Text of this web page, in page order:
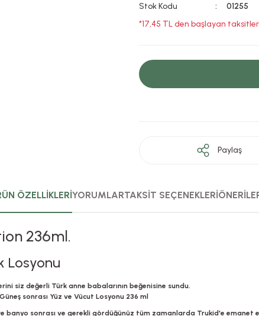
Stok Kodu
01255
*17,45 TL den başlayan
Paylaş
ÖZELLİKLERİYORUMLARTAKSİT SEÇENEKLERİ
236ml.
Losyonu
siz değerli Türk anne babalarının beğenisine sundu.
sonrası Yüz ve Vücut Losyonu 236 ml
banyo sonrası ve gerekli gördüğünüz tüm zamanlarda Trukid'e emanet